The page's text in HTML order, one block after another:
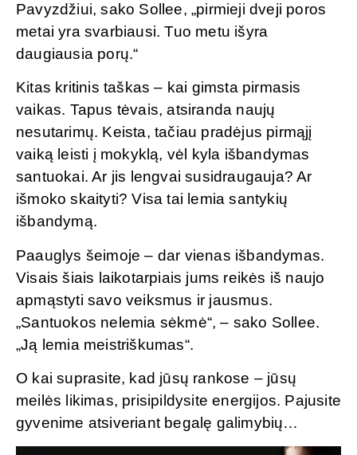
Pavyzdžiui, sako Sollee, „pirmieji dveji poros
metai yra svarbiausi. Tuo metu išyra
daugiausia porų.“
Kitas kritinis taškas – kai gimsta pirmasis
vaikas. Tapus tėvais, atsiranda naujų
nesutarimų. Keista, tačiau pradėjus pirmąjį
vaiką leisti į mokyklą, vėl kyla išbandymas
santuokai. Ar jis lengvai susidraugauja? Ar
išmoko skaityti? Visa tai lemia santykių
išbandymą.
Paauglys šeimoje – dar vienas išbandymas.
Visais šiais laikotarpiais jums reikės iš naujo
apmąstyti savo veiksmus ir jausmus.
„Santuokos nelemia sėkmė“, – sako Sollee.
„Ją lemia meistriškumas“.
O kai suprasite, kad jūsų rankose – jūsų
meilės likimas, prisipildysite energijos. Pajusite
gyvenime atsiveriant begalę galimybių…